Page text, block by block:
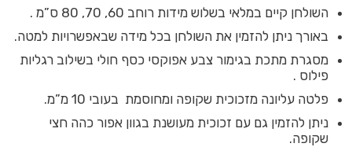
השולחן קיים במלאי בשלוש מידות רוחב 60, 70, 80 ס”מ .
באורך ניתן להזמין את השולחן בכל מידה שבאפשרויות למטה.
מסגרת מתכת בגימור צבע אפוקסי כסף חולי בשילוב רגליות
פילוס .
פלטה עליונה מזכוכית שקופה ומחוסמת בעובי 10 מ”מ.
ניתן להזמין גם עם זכוכית מעושנת בגוון אפור כהה חצי
שקופה.